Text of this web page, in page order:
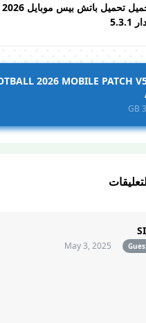
2026 MOBILE PATCH
May 3, 2025